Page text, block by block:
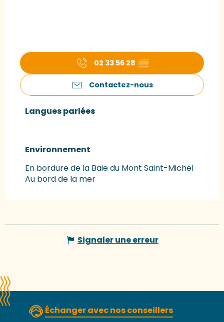
02 33 56 28 ▒▒
Contactez-nous
Langues parlées
Langues parlées
Environnement
Environnement
En bordure de la Baie du Mont Saint-Michel
Au bord de la mer
Signaler une erreur
Échanger avec nos conseillers